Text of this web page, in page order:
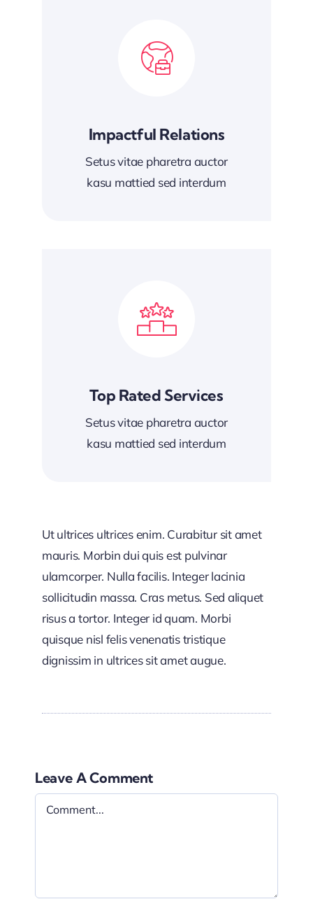
Impactful Relations
Setus vitae pharetra auctor
kasu mattied sed interdum
Top Rated Services
Setus vitae pharetra auctor
kasu mattied sed interdum
Ut ultrices ultrices enim. Curabitur sit amet
mauris. Morbin dui quis est pulvinar
ulamcorper. Nulla facilis. Integer lacinia
sollicitudin massa. Cras metus. Sed aliquet
risus a tortor. Integer id quam. Morbi
quisque nisl felis venenatis tristique
dignissim in ultrices sit amet augue.
Leave A Comment
Comment